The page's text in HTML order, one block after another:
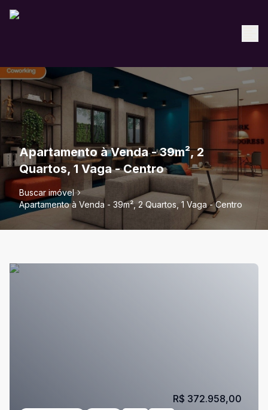
Apartamento à Venda - 39m², 2
Quartos, 1 Vaga - Centro
Buscar imóvel
Apartamento à Venda - 39m², 2 Quartos, 1 Vaga - Centro
R$ 372.958,00